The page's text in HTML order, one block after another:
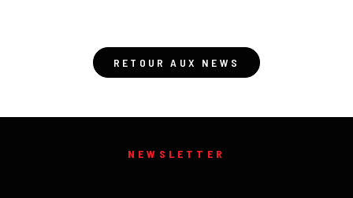
RETOUR AUX NEWS
NEWSLETTER